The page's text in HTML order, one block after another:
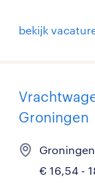
bekijk
Groningen
Groningen
€ 16,54 -